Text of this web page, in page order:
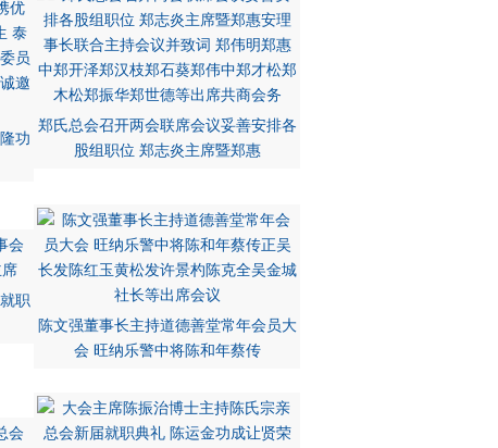
功
郑氏总会召开两会联席会议妥善安排各
股组职位 郑志炎主席暨郑惠
职
陈文强董事长主持道德善堂常年会员大
会 旺纳乐警中将陈和年蔡传